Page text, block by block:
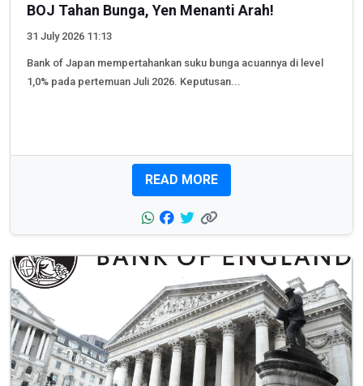
BOJ Tahan Bunga, Yen Menanti Arah!
31 July 2026 11:13
Bank of Japan mempertahankan suku bunga acuannya di level
1,0% pada pertemuan Juli 2026. Keputusan...
READ MORE